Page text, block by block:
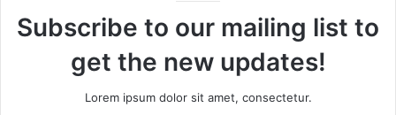
Subscribe to our mailing list to
get the new updates!
Lorem ipsum dolor sit amet, consectetur.